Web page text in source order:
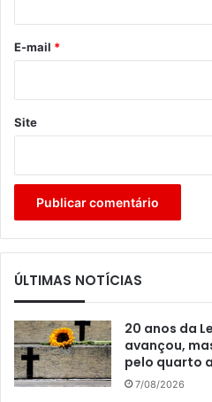
*
E-mail *
Site
ÚLTIMAS NOTÍCIAS
20 anos da
avançou,
pelo quarto
7/08/2026